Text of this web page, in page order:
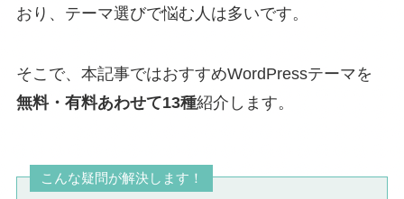
おり、テーマ選びで悩む人は多いです。
そこで、本記事ではおすすめWordPressテーマを
無料・有料あわせて13種紹介します。
こんな疑問が解決します！